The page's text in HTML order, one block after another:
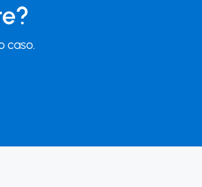
caso.